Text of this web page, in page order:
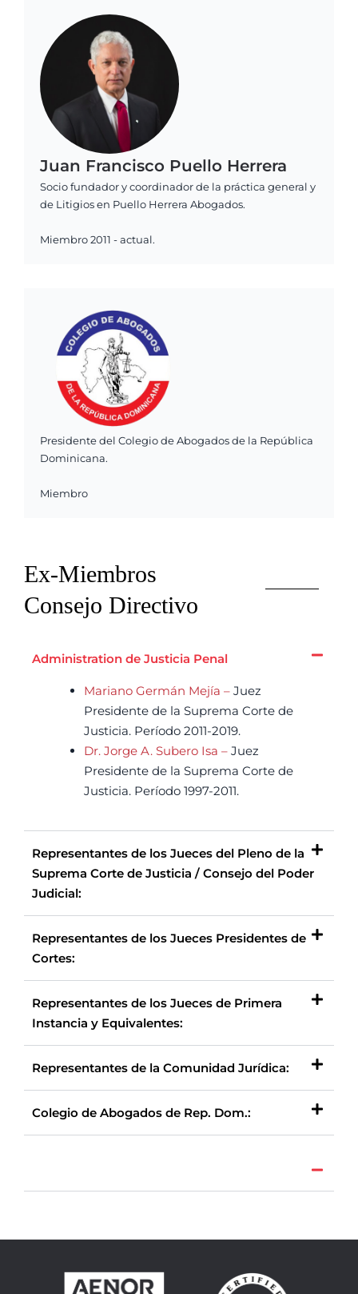
Juan Francisco Puello Herrera
Socio fundador y coordinador de la práctica general y
de Litigios en Puello Herrera Abogados.
Miembro 2011 - actual.
Presidente del Colegio de Abogados de la República
Dominicana.
Miembro
Ex-Miembros
Consejo Directivo
Administration de Justicia Penal
Mariano Germán Mejía – Juez
Presidente de la Suprema Corte de
Justicia. Período 2011-2019.
Dr. Jorge A. Subero Isa – Juez
Presidente de la Suprema Corte de
Justicia. Período 1997-2011.
Representantes de los Jueces del Pleno de la
Suprema Corte de Justicia / Consejo del Poder
Judicial:
Representantes de los Jueces Presidentes de
Cortes:
Representantes de los Jueces de Primera
Instancia y Equivalentes:
Representantes de la Comunidad Jurídica:
Colegio de Abogados de Rep. Dom.: